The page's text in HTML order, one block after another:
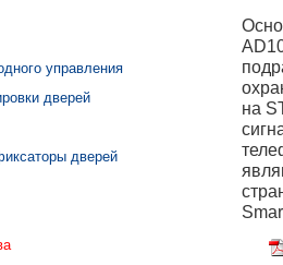
управления
дверей
дверей
на